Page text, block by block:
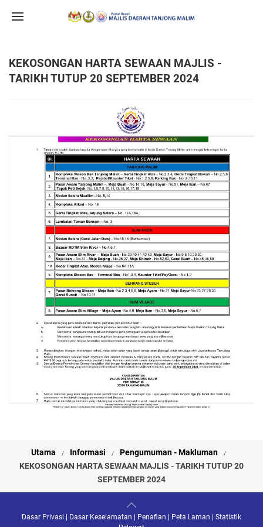
KEKOSONGAN HARTA SEWAAN MAJLIS -
TARIKH TUTUP 20 SEPTEMBER 2024
Utama Informasi
Pengumuman - Makluman
KEKOSONGAN HARTA SEWAAN MAJLIS - TARIKH TUTUP 20
SEPTEMBER 2024
Dasar Privasi Dasar Keselamatan Penafian Peta Laman
Statistik